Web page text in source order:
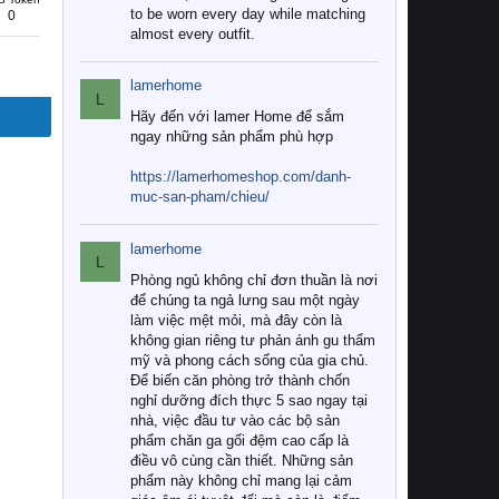
0
to be worn every day while matching
almost every outfit.
L
lamerhome
Hãy đến với lamer Home để sắm
ngay những sản phẩm phù hợp
https://lamerhomeshop.com/danh-
muc-san-pham/chieu/
L
lamerhome
Phòng ngủ không chỉ đơn thuần là nơi
để chúng ta ngả lưng sau một ngày
làm việc mệt mỏi, mà đây còn là
không gian riêng tư phản ánh gu thẩm
mỹ và phong cách sống của gia chủ.
Để biến căn phòng trở thành chốn
nghỉ dưỡng đích thực 5 sao ngay tại
nhà, việc đầu tư vào các bộ sản
phẩm chăn ga gối đệm cao cấp là
điều vô cùng cần thiết. Những sản
phẩm này không chỉ mang lại cảm